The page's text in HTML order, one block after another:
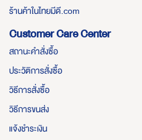
ร้านค้าในไทยมีดี.com
Customer Care Center
สถานะคำสั่งซื้อ
ประวัติการสั่งซื้อ
วิธีการสั่งซื้อ
วิธีการขนส่ง
แจ้งชำระเงิน